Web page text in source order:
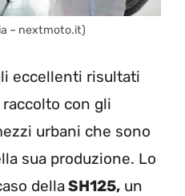
– nextmoto.it)
eccellenti risultati
con gli
urbani che sono
sua produzione. Lo
dellaSH125, un